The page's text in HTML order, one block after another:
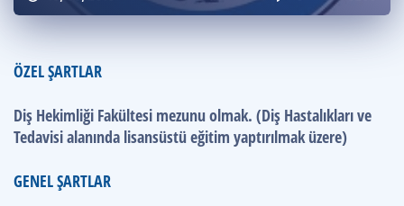
Puan Hesaplama
Kampanyalar
Blog
ÖZEL ŞARTLAR
Diş Hekimliği Fakültesi mezunu olmak. (Diş Hastalıkları ve
Tedavisi alanında lisansüstü eğitim yaptırılmak üzere)
GENEL ŞARTLAR